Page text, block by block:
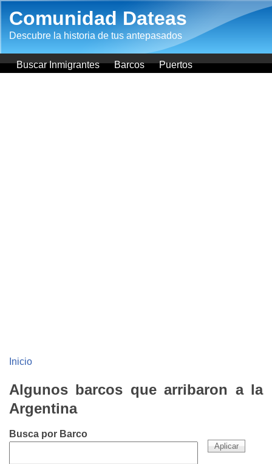
Comunidad Dateas
Descubre la historia de tus antepasados
Buscar Inmigrantes Barcos Puertos
Inicio
Algunos barcos que arribaron a la
Argentina
Busca por Barco